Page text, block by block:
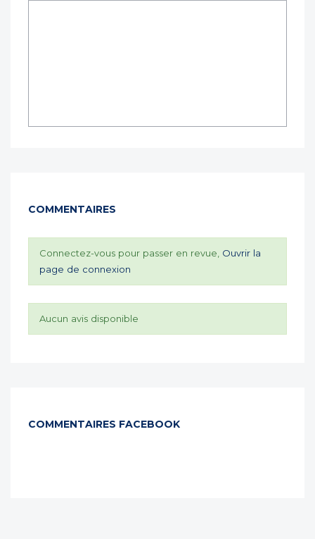
COMMENTAIRES
Connectez-vous pour passer en revue, Ouvrir la
page de connexion
Aucun avis disponible
COMMENTAIRES FACEBOOK